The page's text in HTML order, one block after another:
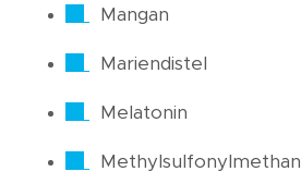
Mangan
Mariendistel
Melatonin
Methylsulfonylmethan